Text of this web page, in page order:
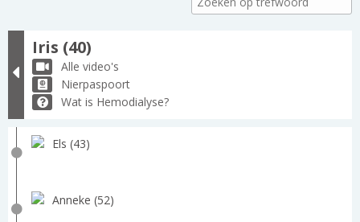
Iris (40)
Alle video's
Nierpaspoort
Wat is Hemodialyse?
Els (43)
Anneke (52)